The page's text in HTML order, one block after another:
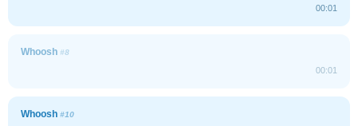
00:01
Whoosh #8
00:01
Whoosh #10